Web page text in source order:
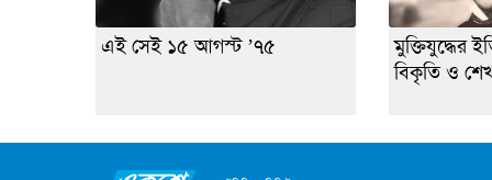
এই সেই ১৫ আগস্ট ’৭৫
মুক্তিযুদ্ধের
বিকৃতি ও